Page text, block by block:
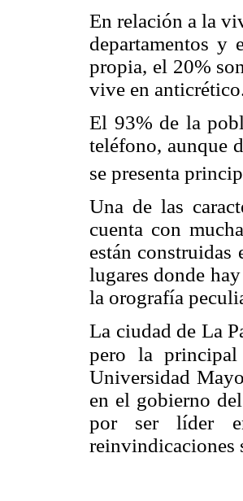
En relación a la
departamentos y
propia, el 20%
vive en
El 93% de la
teléfono, aunque
se presenta
Una de las
cuenta con
están construidas
lugares donde
la orografía
La ciudad de La
pero la
Universidad
en el gobierno
por ser líder
reinvindicaciones